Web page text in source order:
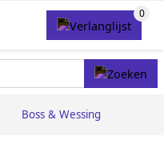
Boss & Wessing